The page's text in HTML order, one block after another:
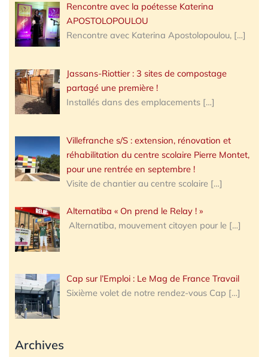
Rencontre avec la poétesse Katerina
APOSTOLOPOULOU
Rencontre avec Katerina Apostolopoulou, […]
Jassans-Riottier : 3 sites de compostage
partagé une première !
Installés dans des emplacements […]
Villefranche s/S : extension, rénovation et
réhabilitation du centre scolaire Pierre Montet,
pour une rentrée en septembre !
Visite de chantier au centre scolaire […]
Alternatiba « On prend le Relay ! »
Alternatiba, mouvement citoyen pour le […]
Cap sur l’Emploi : Le Mag de France Travail
Sixième volet de notre rendez-vous Cap […]
Archives